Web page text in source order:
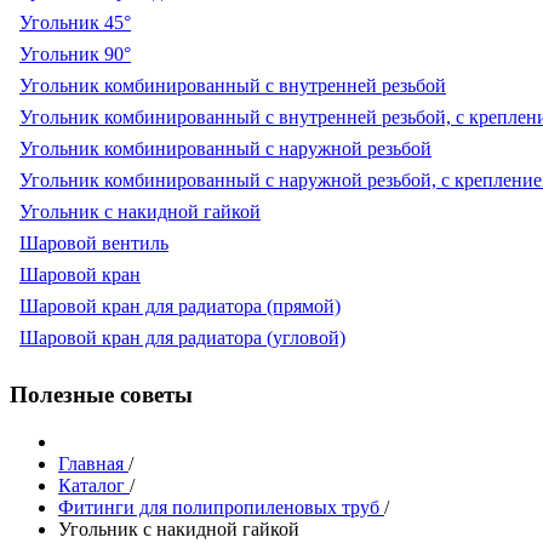
Угольник 45°
Угольник 90°
Угольник комбинированный с внутренней резьбой
Угольник комбинированный с внутренней резьбой, с
Угольник комбинированный с наружной резьбой
Угольник комбинированный с наружной резьбой, с
Угольник с накидной гайкой
Шаровой вентиль
Шаровой кран
Шаровой кран для радиатора (прямой)
Шаровой кран для радиатора (угловой)
Полезные советы
Главная /
Каталог /
Фитинги для полипропиленовых труб /
Угольник с накидной гайкой